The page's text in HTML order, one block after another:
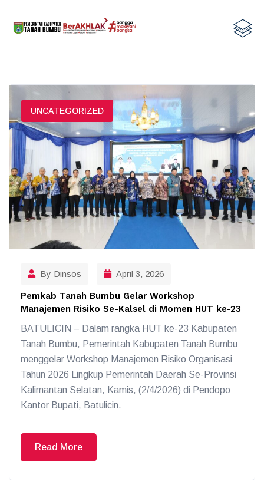
UNCATEGORIZED
By Dinsos April 3, 2026
Pemkab Tanah Bumbu Gelar Workshop
Manajemen Risiko Se-Kalsel di Momen HUT ke-23
BATULICIN – Dalam rangka HUT ke-23 Kabupaten
Tanah Bumbu, Pemerintah Kabupaten Tanah Bumbu
menggelar Workshop Manajemen Risiko Organisasi
Tahun 2026 Lingkup Pemerintah Daerah Se-Provinsi
Kalimantan Selatan, Kamis, (2/4/2026) di Pendopo
Kantor Bupati, Batulicin.
Read More